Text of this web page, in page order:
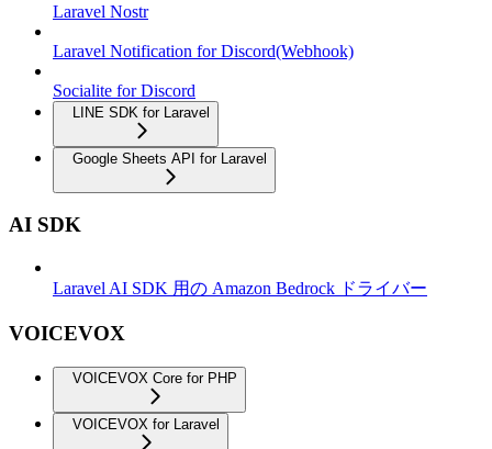
Laravel Nostr
Laravel Notification for Discord(Webhook)
Socialite for Discord
LINE SDK for Laravel
Google Sheets API for Laravel
AI SDK
Laravel AI SDK 用の Amazon Bedrock ドライバー
VOICEVOX
VOICEVOX Core for PHP
VOICEVOX for Laravel